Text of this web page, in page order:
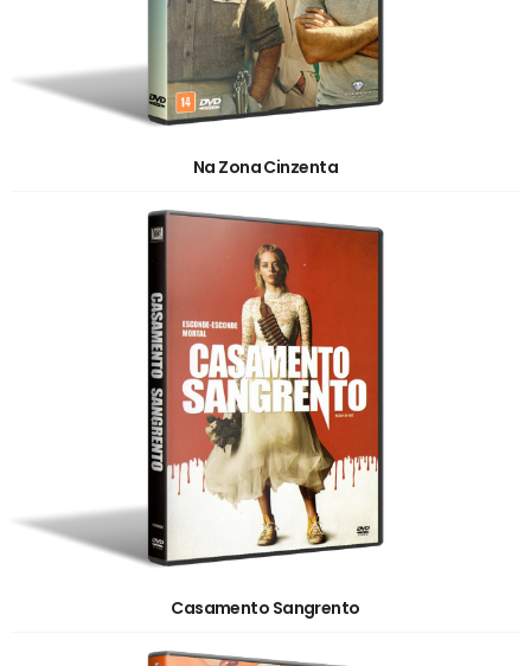
Na Zona Cinzenta
Casamento Sangrento